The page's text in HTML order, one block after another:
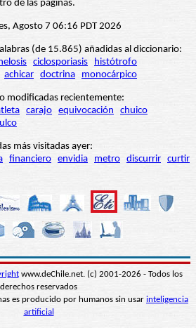
de las páginas.
Agosto 7 06:16 PDT 2026
(de 15.865) añadidas al diccionario:
ciclosporiasis
histótrofo
achicar doctrina monocárpico
modificadas recientemente:
carajo equivocación
chuico
más visitadas ayer:
financiero envidia metro discurrir curtir
www.deChile.net. (c) 2001-2026 - Todos los
derechos reservados
es producido por humanos sin usar inteligencia
artificial